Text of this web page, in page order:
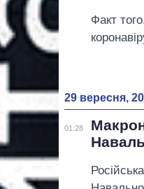
Факт
29 вересня,
01:28